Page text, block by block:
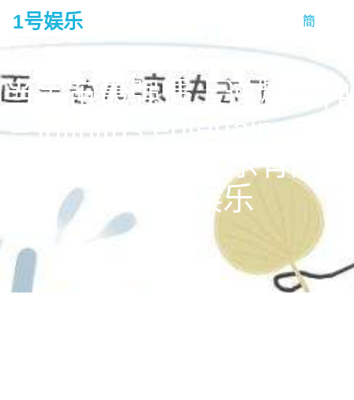
1号娱乐 簡
当宇宙最强遇上逆龄男神
– infinitus entertainment
limited 梦造者娱乐有限公
司-1号娱乐